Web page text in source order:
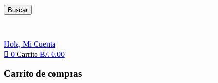
Buscar
Hola, Mi Cuenta
0 Carrito B/. 0.00
Carrito de compras